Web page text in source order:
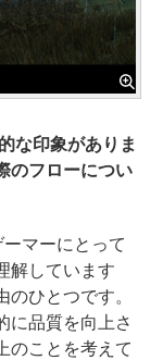
な印象がありま
のフローについ
マーにとって
解しています
ひとつです。
に品質を向上さ
のことを考えて